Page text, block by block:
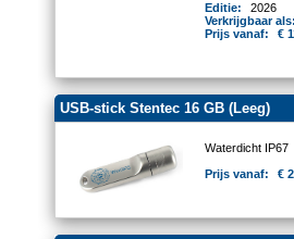
Editie:
2026
Verkrijgbaar
Prijs vanaf:
€
USB-stick Stentec 16 GB (Leeg)
Waterdicht IP67
Prijs vanaf:
€